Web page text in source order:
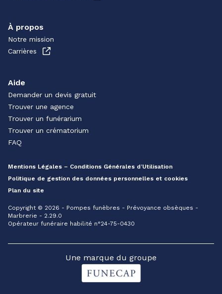
À propos
Notre mission
Carrières
Aide
Demander un devis gratuit
Trouver une agence
Trouver un funérarium
Trouver un crématorium
FAQ
Mentions Légales – Conditions Générales d’Utilisation
Politique de gestion des données personnelles et cookies
Plan du site
Copyright © 2026 - Pompes funèbres - Prévoyance obsèques -
Marbrerie - 2.29.0
Opérateur funéraire habilité n°24-75-0430
Une marque du groupe